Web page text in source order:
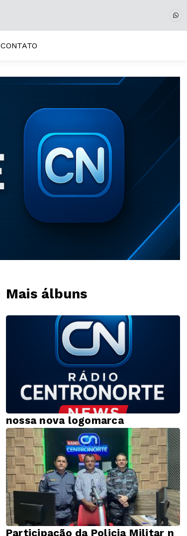
CONTATO
Mais álbuns
nossa nova logomarca
Participação da Policia Militar n